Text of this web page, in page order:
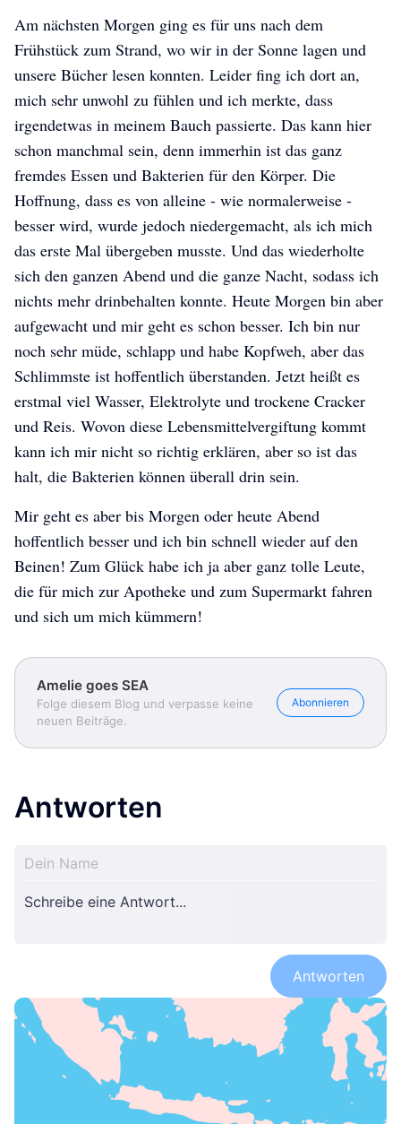
Amelie goes SEA
Amelie goes SEA
Am nächsten Morgen ging es für uns nach dem
Frühstück zum Strand, wo wir in der Sonne lagen und
unsere Bücher lesen konnten. Leider fing ich dort an,
mich sehr unwohl zu fühlen und ich merkte, dass
irgendetwas in meinem Bauch passierte. Das kann hier
schon manchmal sein, denn immerhin ist das ganz
fremdes Essen und Bakterien für den Körper. Die
Hoffnung, dass es von alleine - wie normalerweise -
besser wird, wurde jedoch niedergemacht, als ich mich
das erste Mal übergeben musste. Und das wiederholte
sich den ganzen Abend und die ganze Nacht, sodass ich
nichts mehr drinbehalten konnte. Heute Morgen bin aber
aufgewacht und mir geht es schon besser. Ich bin nur
noch sehr müde, schlapp und habe Kopfweh, aber das
Schlimmste ist hoffentlich überstanden. Jetzt heißt es
erstmal viel Wasser, Elektrolyte und trockene Cracker
und Reis. Wovon diese Lebensmittelvergiftung kommt
kann ich mir nicht so richtig erklären, aber so ist das
halt, die Bakterien können überall drin sein.
Mir geht es aber bis Morgen oder heute Abend
hoffentlich besser und ich bin schnell wieder auf den
Beinen! Zum Glück habe ich ja aber ganz tolle Leute,
die für mich zur Apotheke und zum Supermarkt fahren
und sich um mich kümmern!
Amelie goes SEA
Folge diesem Blog und verpasse keine
neuen Beiträge.
Abonnieren
Amelie goes SEA
Antworten
Antworten